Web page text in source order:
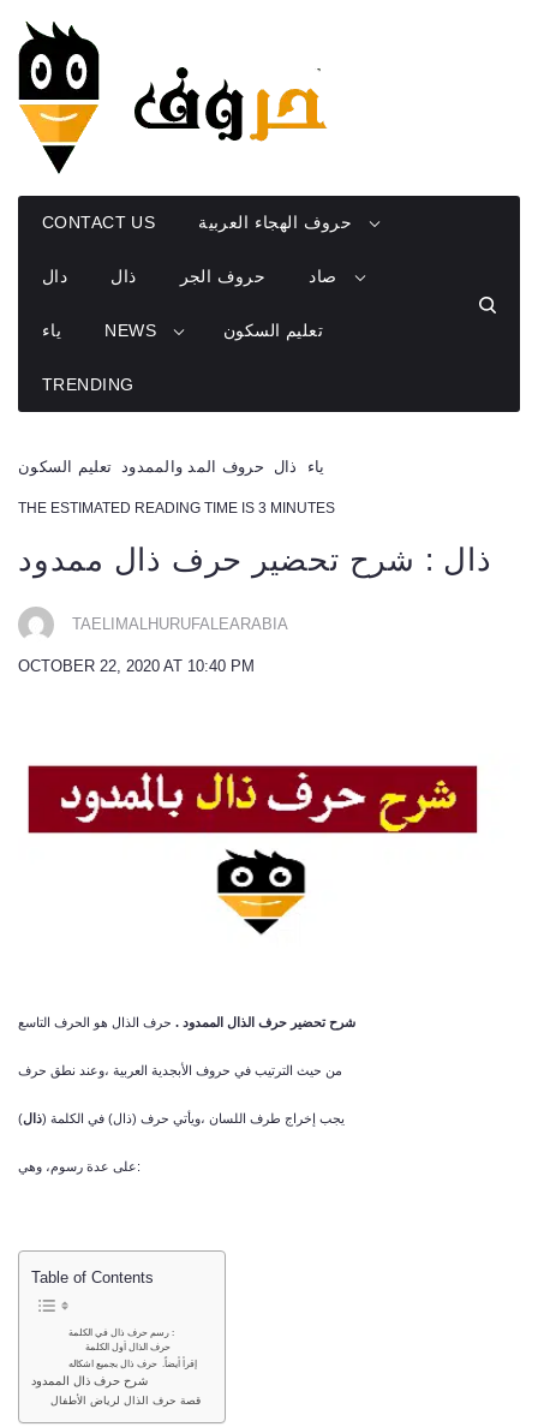
content
CONTACT US حروف الهجاء العربية
دال ذال حروف الجر صاد
ياء NEWS تعليم السكون
TRENDING
تعليم السكون حروف المد والممدود ذال ياء
THE ESTIMATED READING TIME IS 3 MINUTES
ذال : شرح تحضير حرف ذال ممدود
TAELIMALHURUFALEARABIA
OCTOBER 22, 2020 AT 10:40 PM
شرح تحضير حرف الذال الممدود . حرف الذال هو الحرف التاسع
من حيث الترتيب في حروف الأبجدية العربية ،وعند نطق حرف
(ذال ) يجب إخراج طرف اللسان ،ويأتي حرف (ذال) في الكلمة
على عدة رسوم، وهي:
Table of Contents
رسم حرف ذال في الكلمة :
حرف الذال أول الكلمة
إقرأ أيضاً. حرف ذال بجميع اشكاله
شرح حرف ذال الممدود
قصة حرف الذال لرياض الأطفال